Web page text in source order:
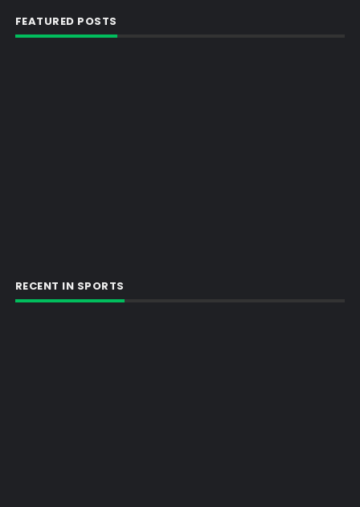
FEATURED POSTS
RECENT IN SPORTS